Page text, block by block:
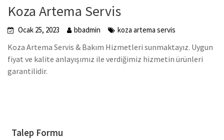
Koza Artema Servis
Ocak 25, 2023 bbadmin koza artema servis
Koza Artema Servis & Bakım Hizmetleri sunmaktayız. Uygun
fiyat ve kalite anlayışımız ile verdiğimiz hizmetin ürünleri
garantilidir.
Talep Formu